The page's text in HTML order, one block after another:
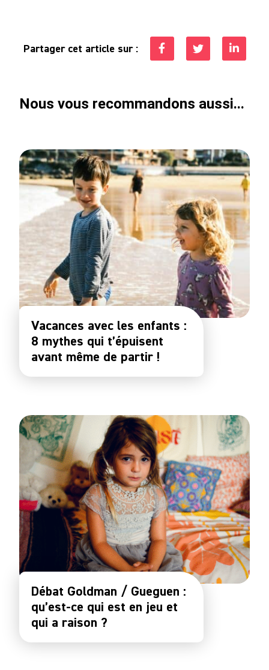
Partager cet article sur :
Nous vous recommandons aussi...
Vacances avec les enfants :
8 mythes qui t’épuisent
avant même de partir !
Débat Goldman / Gueguen :
qu’est-ce qui est en jeu et
qui a raison ?